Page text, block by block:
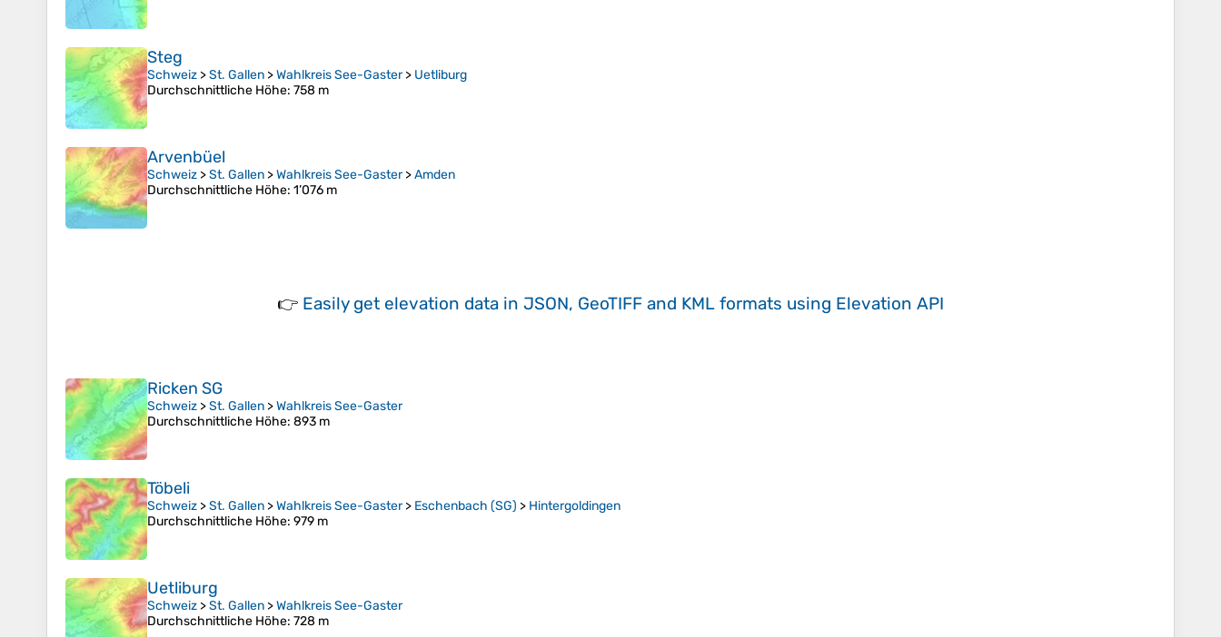
Steg
Schweiz >St. Gallen >Wahlkreis See-Gaster> Uetliburg
Durchschnittliche Höhe: 758 m
Arvenbüel
Schweiz >St. Gallen >Wahlkreis See-Gaster>Amden
Durchschnittliche Höhe: 1’076 m
👉 Easily get elevation data in JSON, GeoTIFF and KML formats using Elevation API
Ricken SG
Schweiz >St. Gallen >Wahlkreis See-Gaster
Durchschnittliche Höhe: 893 m
Töbeli
Schweiz >St. Gallen >Wahlkreis See-Gaster> Eschenbach (SG) > Hintergoldingen
Durchschnittliche Höhe: 979 m
Uetliburg
Schweiz >St. Gallen >Wahlkreis See-Gaster
Durchschnittliche Höhe: 728 m